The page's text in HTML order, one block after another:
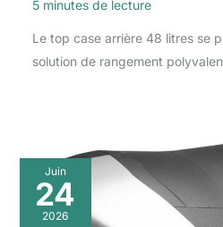
5 minutes de lecture
Le top case arrière 48 litres se
solution de rangement
Juin
24
2026